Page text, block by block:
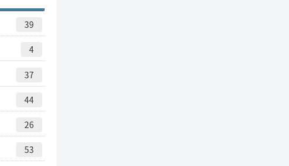
39
4
37
44
26
53